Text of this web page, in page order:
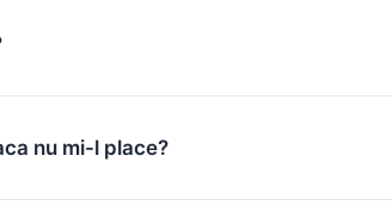
nu mi-l place?